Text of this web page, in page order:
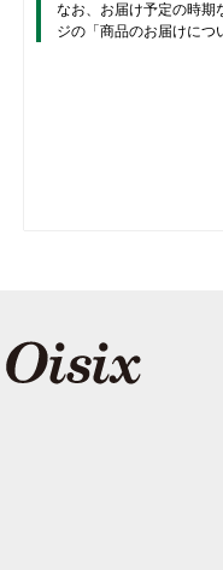
なお、お届け予定の時期
ジの「商品のお届けにつ